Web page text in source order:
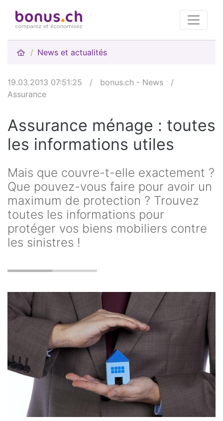
News et actualités
19.03.2013 07:51:25 / bonus.ch - News
/
Assurance
Assurance ménage : toutes
les informations utiles
Mais que couvre-t-elle exactement ?
Que pouvez-vous faire pour avoir un
maximum de protection ? Trouvez
toutes les informations pour
protéger vos biens mobiliers contre
les sinistres !